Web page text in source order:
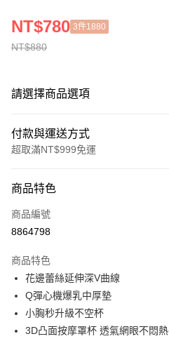
NT$880
NT$780 3件1880
請選擇商品選項
付款與運送方式
超取滿NT$999免運
信用卡一次付款
超商取貨付款
Apple Pay
悠遊付
全盈+PAY
商品特色
商品編號
8864798
商品特色
花邊蕾絲延伸深V曲線
Q彈心機爆乳中厚墊
小胸秒升級不空杯
3D凸面按摩罩杯 透氣網眼不悶熱